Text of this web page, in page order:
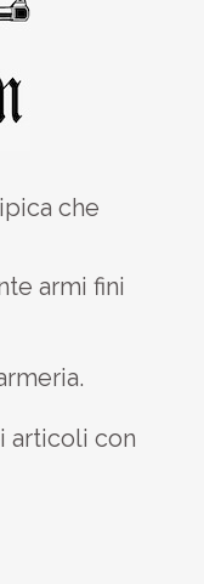
che
armi fini
articoli con